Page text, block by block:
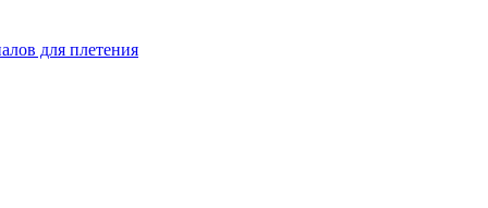
для плетения